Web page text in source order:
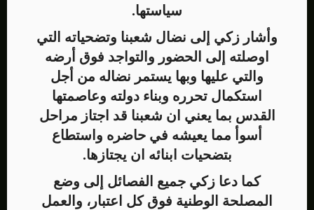
سياستها.
وأشار زكي إلى نضال شعبنا وتضحياته التي
اوصلته إلى الحضور والتواجد فوق أرضه
والتي عليها وبها يستمر نضاله من أجل
استكمال تحرره وبناء دولته وعاصمتها
القدس بما يعني ان شعبنا قد اجتاز مراحل
أسوأ مما يعيشه في حاضره واستطاع
بتضحيات ابنائه ان يجتازها.
كما دعا زكي جميع الفصائل إلى وضع
المصلحة الوطنية فوق كل اعتبار، والعمل